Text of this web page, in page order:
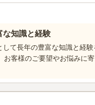
な知識と経験
て長年の豊富な知識と経
客様のご要望やお悩みに